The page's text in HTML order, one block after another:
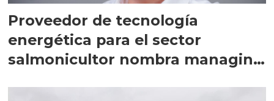
Proveedor de tecnología
energética para el sector
salmonicultor nombra managing